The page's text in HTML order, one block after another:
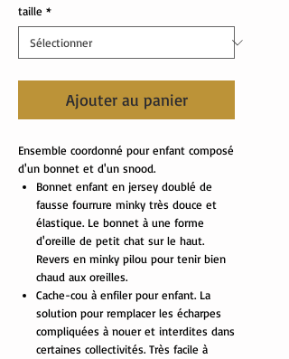
taille *
Ajouter au panier
Ensemble coordonné pour enfant composé
d'un bonnet et d'un snood.
Bonnet enfant en jersey doublé de
fausse fourrure minky très douce et
élastique. Le bonnet à une forme
d'oreille de petit chat sur le haut.
Revers en minky pilou pour tenir bien
chaud aux oreilles.
Cache-cou à enfiler pour enfant. La
solution pour remplacer les écharpes
compliquées à nouer et interdites dans
certaines collectivités. Très facile à